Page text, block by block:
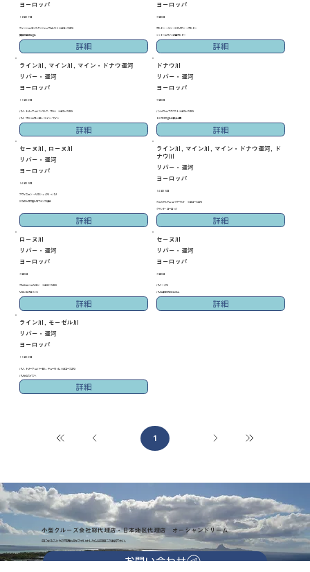
ヨーロッパ
ウィーン ⇔ コンスタンツァ＝ブカレスト ※逆コースあり
東欧の首都を巡る
詳細
ヨーロッパ
ボルドー → サン・テミリオン → ボルドー
シャトーとワインの里ボルドー
詳細
ヨーロッパ
ライン川, マイン川, マイン・ドナウ運河
リバー・運河
11泊12日
パリ - トリーア ⇔ バンベルク - プラハ ※逆コースあり
パリ、プラハとモーゼル／ライン／マイン
詳細
ヨーロッパ
ドナウ川
リバー・運河
7泊8日
パッサウ ⇔ ブダペスト ※逆コースあり
ドナウ川で巡る中欧４カ国
詳細
ヨーロッパ
セーヌ川, ローヌ川
リバー・運河
14泊15日
アヴィニョン → リヨン ＝ パリ → パリ
2つの大河で楽しむフランス横断
詳細
ヨーロッパ
ライン川, マイン川, マイン・ドナウ運河, ド
ナウ川
リバー・運河
14泊15日
アムステルダム ⇔ ブダペスト ※逆コースあり
グランド・ヨーロッパ
詳細
ヨーロッパ
ローヌ川
リバー・運河
7泊8日
アビニョン ⇔ リヨン ※逆コースあり
リヨン＆プロバンス
詳細
ヨーロッパ
セーヌ川
リバー・運河
7泊8日
パリ → パリ
パリと印象派のふるさと
詳細
ヨーロッパ
ライン川, モーゼル川
リバー・運河
11泊12日
パリ - トリーア ⇔ バーゼル - チューリッヒ ※逆コースあり
パリからスイスへ
詳細
11
ペ
小型クルーズ会社総代理店・日本地区代理店 オーシャンドリーム
気になることやご不明な点がございましたらお気軽にご連絡下さい。
お問い合わせ